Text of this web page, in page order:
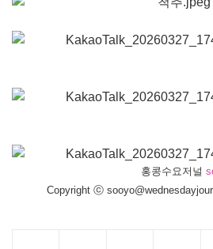
홍콩수요저널
Copyright ⓒ